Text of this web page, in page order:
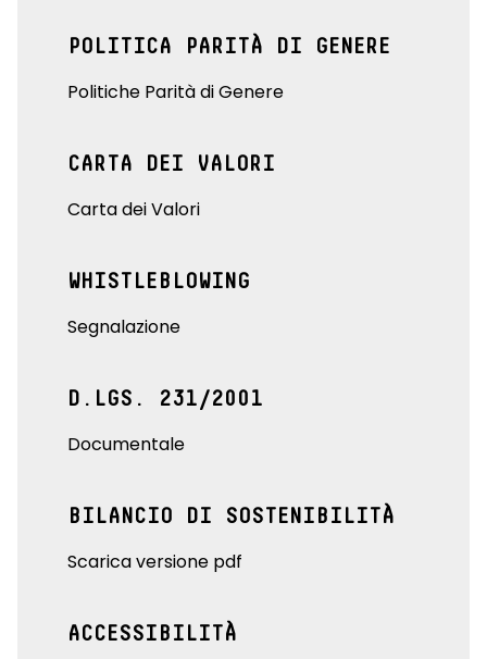
POLITICA PARITÀ DI GENERE
Politiche Parità di Genere
CARTA DEI VALORI
Carta dei Valori
WHISTLEBLOWING
Segnalazione
D.LGS. 231/2001
Documentale
BILANCIO DI SOSTENIBILITÀ
Scarica versione pdf
ACCESSIBILITÀ